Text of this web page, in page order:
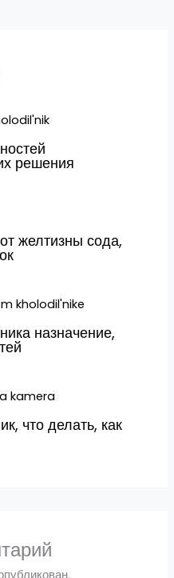
решения
желтизны сода,
назначение,
что делать, как